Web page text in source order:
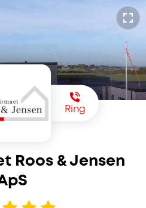
Ring
Roos & Jensen